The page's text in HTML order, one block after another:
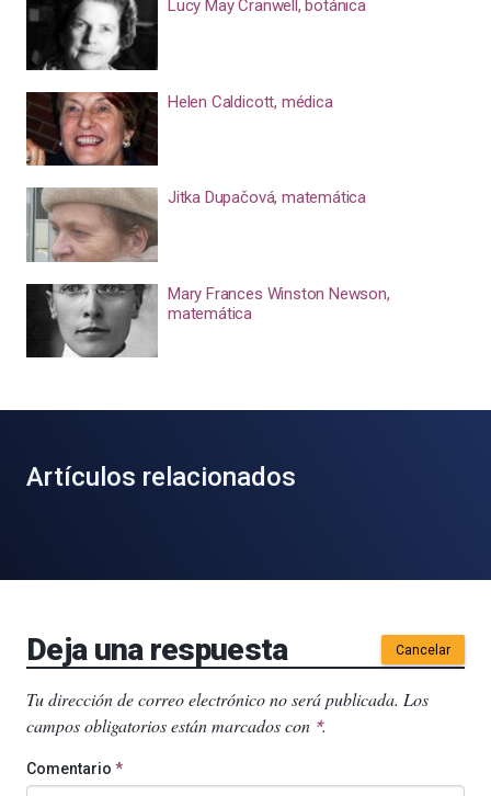
Lucy May Cranwell, botánica
Helen Caldicott, médica
Jitka Dupačová, matemática
Mary Frances Winston Newson,
matemática
Artículos relacionados
Deja una respuesta Cancelar
Tu dirección de correo electrónico no será publicada. Los
campos obligatorios están marcados con *.
Comentario *